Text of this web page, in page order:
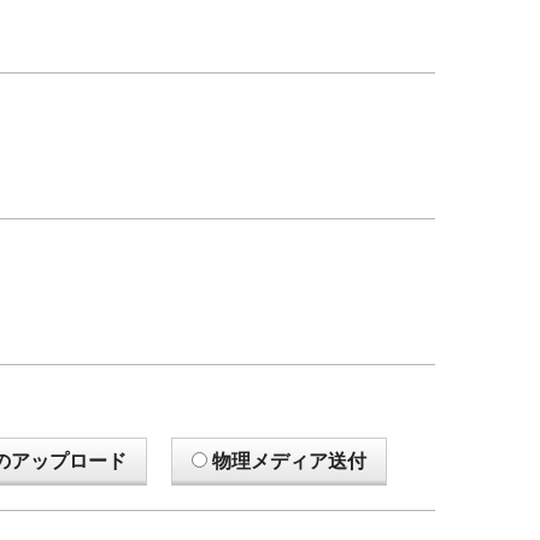
アップロード 物理メディア送付